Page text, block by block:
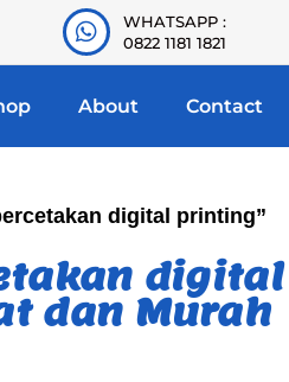
WHATSAPP :
0822 1181 1821
About Contact
digital printing”
dan Murah